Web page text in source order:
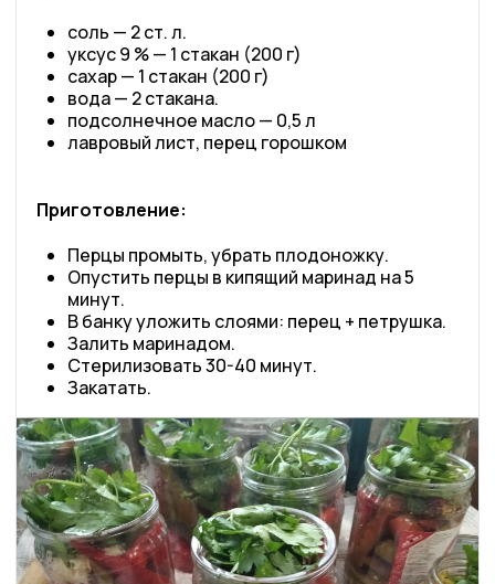
соль — 2 ст. л.
уксус 9 % — 1 стакан (200 г)
сахар — 1 стакан (200 г)
вода — 2 стакана.
подсолнечное масло — 0,5 л
лавровый лист, перец горошком
Приготовление:
Перцы промыть, убрать плодоножку.
Опустить перцы в кипящий маринад на 5
минут.
В банку уложить слоями: перец + петрушка.
Залить маринадом.
Стерилизовать 30-40 минут.
Закатать.